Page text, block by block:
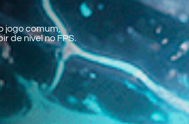
jogo comum,
de nível no FPS.